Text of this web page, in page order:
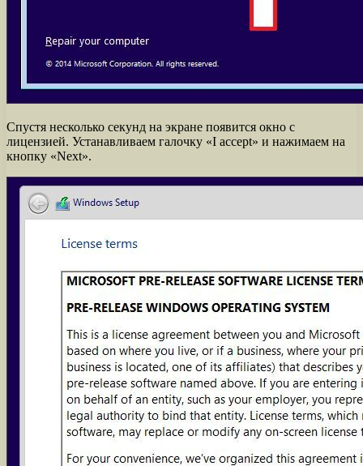
Спустя несколько секунд на экране появится окно с
лицензией. Устанавливаем галочку «I accept» и нажимаем на
кнопку «Next».